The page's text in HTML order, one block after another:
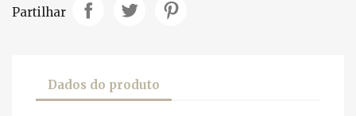
Partilhar
Dados do produto